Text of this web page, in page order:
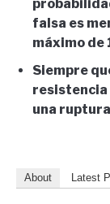
falsa es
máximo de
Siempre
resistencia
una
About Latest